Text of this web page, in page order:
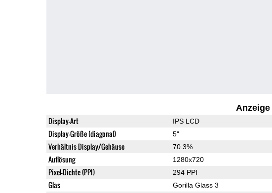
Anzeige
Display-Art IPS LCD
Display-Größe (diagonal) 5"
Verhältnis Display/Gehäuse 70.3%
Auflösung 1280x720
Pixel-Dichte (PPI) 294 PPI
Glas Gorilla Glass 3